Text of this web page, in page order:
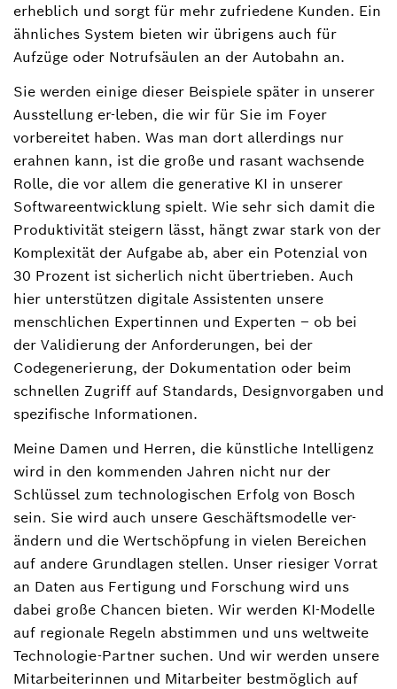
erheblich und sorgt für mehr zufriedene Kunden. Ein
ähnliches System bieten wir übrigens auch für
Aufzüge oder Notrufsäulen an der Autobahn an.
Sie werden einige dieser Beispiele später in unserer
Ausstellung er-leben, die wir für Sie im Foyer
vorbereitet haben. Was man dort allerdings nur
erahnen kann, ist die große und rasant wachsende
Rolle, die vor allem die generative KI in unserer
Softwareentwicklung spielt. Wie sehr sich damit die
Produktivität steigern lässt, hängt zwar stark von der
Komplexität der Aufgabe ab, aber ein Potenzial von
30 Prozent ist sicherlich nicht übertrieben. Auch
hier unterstützen digitale Assistenten unsere
menschlichen Expertinnen und Experten – ob bei
der Validierung der Anforderungen, bei der
Codegenerierung, der Dokumentation oder beim
schnellen Zugriff auf Standards, Designvorgaben und
spezifische Informationen.
Meine Damen und Herren, die künstliche Intelligenz
wird in den kommenden Jahren nicht nur der
Schlüssel zum technologischen Erfolg von Bosch
sein. Sie wird auch unsere Geschäftsmodelle ver-
ändern und die Wertschöpfung in vielen Bereichen
auf andere Grundlagen stellen. Unser riesiger Vorrat
an Daten aus Fertigung und Forschung wird uns
dabei große Chancen bieten. Wir werden KI-Modelle
auf regionale Regeln abstimmen und uns weltweite
Technologie-Partner suchen. Und wir werden unsere
Mitarbeiterinnen und Mitarbeiter bestmöglich auf